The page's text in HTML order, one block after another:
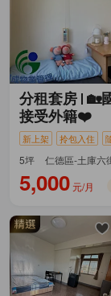
分租套房 🏡
接受外籍❤️
新上架 拎包入住
5坪 仁德區-土庫六
5,000 元/月